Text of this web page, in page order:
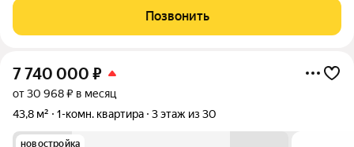
уютная придомовая территория, где каждому найдётся место,
а также приятная
Позвонить
7 740 000 ₽
от 30 968 ₽ в месяц
43,8 м²
1-комн. квартира 3 этаж из 30
новостройка